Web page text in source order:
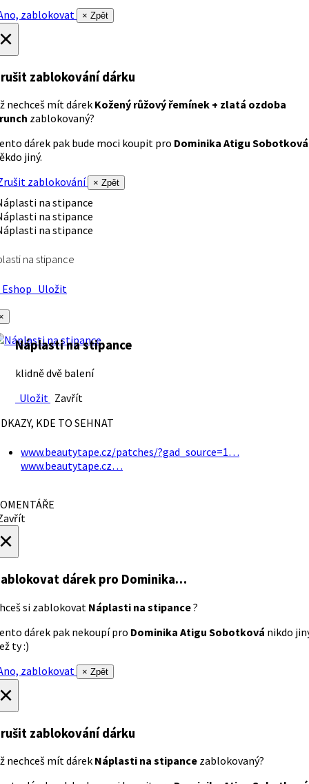
zablokovat
× Zpět
zablokování dárku
nechceš mít dárek Kožený růžový řemínek + zlatá ozdoba
zablokovaný?
dárek pak bude moci koupit pro Dominika Atigu Sobotková
jiný.
zablokování
× Zpět
na stipance
Uložit
Náplasti na stipance
klidně dvě balení
Uložit Zavřít
KDE TO SEHNAT
www.beautytape.cz/patches/?gad_source=1…
www.beautytape.cz…
dárek pro Dominika…
si zablokovat Náplasti na stipance?
dárek pak nekoupí pro Dominika Atigu Sobotková nikdo
ty :)
zablokovat
× Zpět
zablokování dárku
nechceš mít dárek Náplasti na stipance zablokovaný?